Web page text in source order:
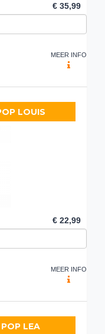
€ 35,99
MEER INFO
LOUIS
€ 22,99
MEER INFO
LEA